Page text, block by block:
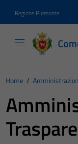
Regione Piemonte
Home /